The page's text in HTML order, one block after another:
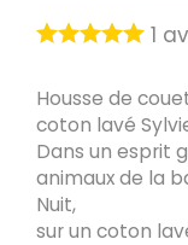
1
Housse de
coton lavé
Dans un esprit
animaux de la
Nuit,
sur un coton